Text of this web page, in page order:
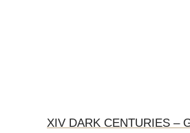
XIV DARK CENTURIES –